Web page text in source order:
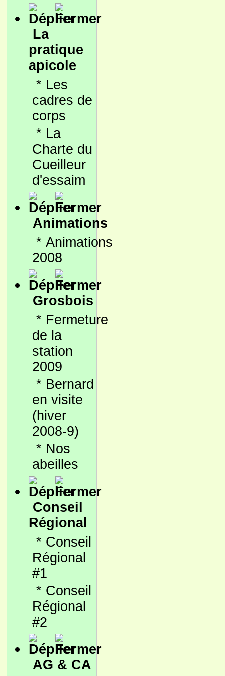
La
pratique
apicole
* Les
cadres de
corps
* La
Charte du
Cueilleur
d'essaim
Animations
* Animations
2008
Grosbois
* Fermeture
de la
station
2009
* Bernard
en visite
(hiver
2008-9)
* Nos
abeilles
Conseil
Régional
* Conseil
Régional
#1
* Conseil
Régional
#2
AG & CA